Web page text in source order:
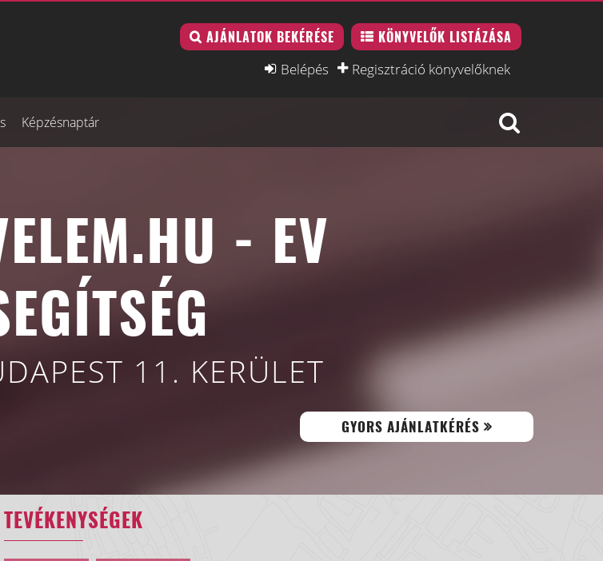
AJÁNLATOK BEKÉRÉSE KÖNYVELŐK LISTÁZÁSA
Belépés Regisztráció könyvelőknek
Képzésnaptár
- EV
11. KERÜLET
GYORS AJÁNLATKÉRÉS
TEVÉKENYSÉGEK